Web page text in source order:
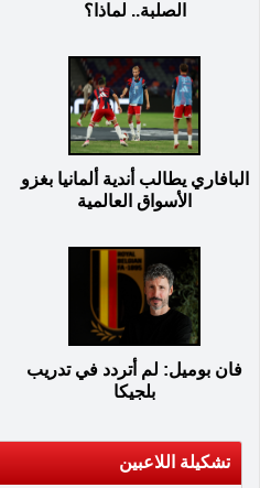
الصلبة.. لماذا؟
البافاري يطالب أندية ألمانيا بغزو
الأسواق العالمية
فان بوميل: لم أتردد في تدريب
بلجيكا
تشكيلة اللاعبين